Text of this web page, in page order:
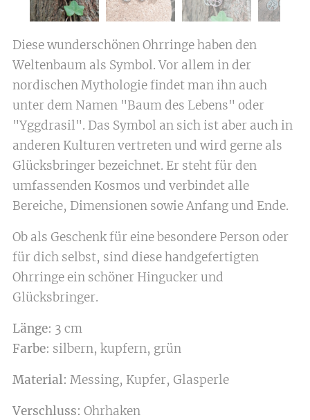
Diese wunderschönen Ohrringe haben den
Weltenbaum als Symbol. Vor allem in der
nordischen Mythologie findet man ihn auch
unter dem Namen "Baum des Lebens" oder
"Yggdrasil". Das Symbol an sich ist aber auch in
anderen Kulturen vertreten und wird gerne als
Glücksbringer bezeichnet. Er steht für den
umfassenden Kosmos und verbindet alle
Bereiche, Dimensionen sowie Anfang und Ende.
Ob als Geschenk für eine besondere Person oder
für dich selbst, sind diese handgefertigten
Ohrringe ein schöner Hingucker und
Glücksbringer.
Länge: 3 cm
Farbe: silbern, kupfern, grün
Material: Messing, Kupfer, Glasperle
Verschluss: Ohrhaken